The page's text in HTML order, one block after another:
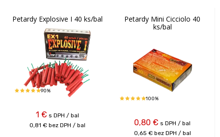
Petardy Explosive I 40 ks/bal
90%
1 € s DPH / bal
0,81 € bez DPH / bal
Petardy Mini Cicciolo 40
ks/bal
100%
0,80 € s DPH / bal
0,65 € bez DPH / bal